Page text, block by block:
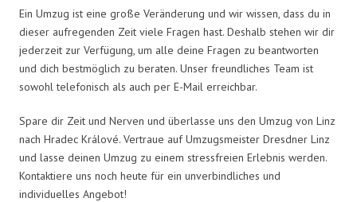
Ein Umzug ist eine große Veränderung und wir wissen, dass du in
dieser aufregenden Zeit viele Fragen hast. Deshalb stehen wir dir
jederzeit zur Verfügung, um alle deine Fragen zu beantworten
und dich bestmöglich zu beraten. Unser freundliches Team ist
sowohl telefonisch als auch per E-Mail erreichbar.
Spare dir Zeit und Nerven und überlasse uns den Umzug von Linz
nach Hradec Králové. Vertraue auf Umzugsmeister Dresdner Linz
und lasse deinen Umzug zu einem stressfreien Erlebnis werden.
Kontaktiere uns noch heute für ein unverbindliches und
individuelles Angebot!